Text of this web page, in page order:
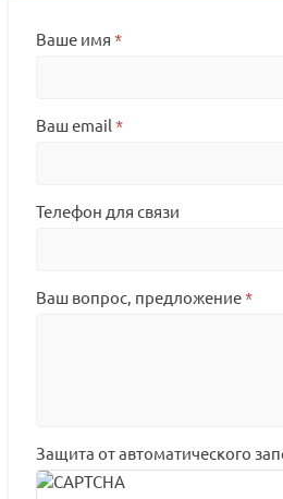
Ваше имя *
Ваш email *
Телефон для связи
Ваш вопрос, предложение*
Защита от автоматического